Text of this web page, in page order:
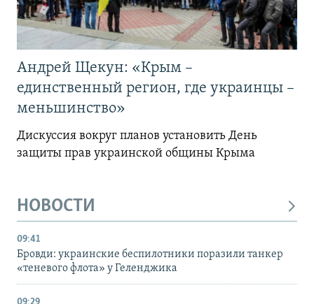
Андрей Щекун: «Крым –
единственный регион, где украинцы –
меньшинство»
Дискуссия вокруг планов установить День
защиты прав украинской общины Крыма
НОВОСТИ
09:41
Бровди: украинские беспилотники поразили танкер
«теневого флота» у Геленджика